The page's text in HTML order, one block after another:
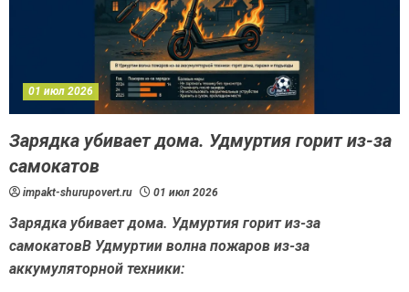
01 июл 2026
Зарядка убивает дома. Удмуртия горит из-за
самокатов
impakt-shurupovert.ru 01 июл 2026
Зарядка убивает дома. Удмуртия горит из-за
самокатовВ Удмуртии волна пожаров из-за
аккумуляторной техники: